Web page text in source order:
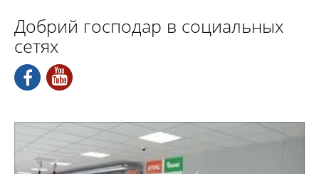
Добрий господар в социальных
сетях
В нашем магазине вас ждет самый большой
ассортимент продукции STIHL и VIKING в
Черкасской области